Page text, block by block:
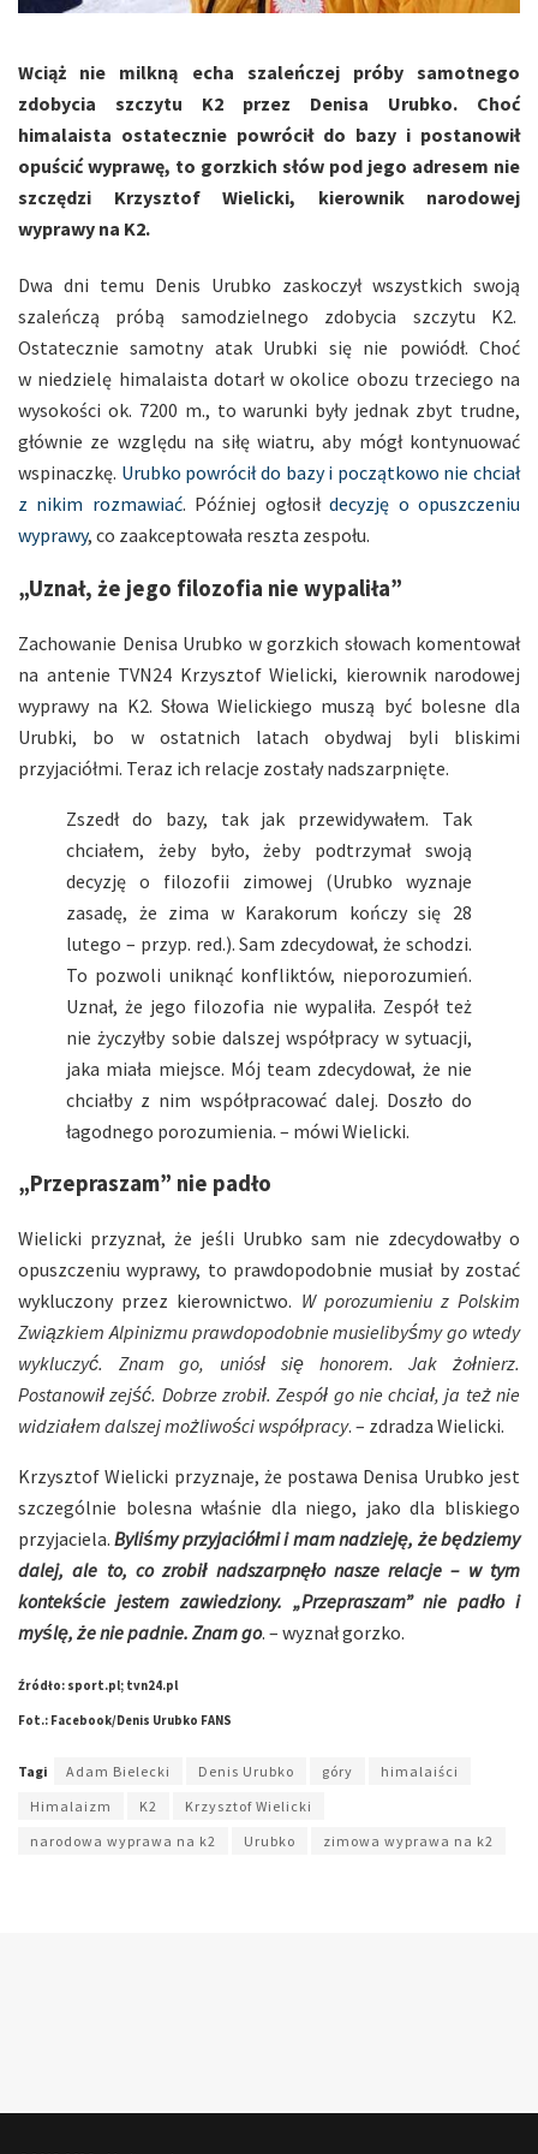
Wciąż nie milkną echa szaleńczej próby samotnego
zdobycia szczytu K2 przez Denisa Urubko. Choć
himalaista ostatecznie powrócił do bazy i postanowił
opuścić wyprawę, to gorzkich słów pod jego adresem nie
szczędzi Krzysztof Wielicki, kierownik narodowej
wyprawy na K2.
Dwa dni temu Denis Urubko zaskoczył wszystkich swoją
szaleńczą próbą samodzielnego zdobycia szczytu K2.
Ostatecznie samotny atak Urubki się nie powiódł. Choć
w niedzielę himalaista dotarł w okolice obozu trzeciego na
wysokości ok. 7200 m., to warunki były jednak zbyt trudne,
głównie ze względu na siłę wiatru, aby mógł kontynuować
wspinaczkę. Urubko powrócił do bazy i początkowo nie chciał
z nikim rozmawiać. Później ogłosiłdecyzję o opuszczeniu
wyprawy, co zaakceptowała reszta zespołu.
„Uznał, że jego filozofia nie wypaliła”
Zachowanie Denisa Urubko w gorzkich słowach komentował
na antenie TVN24 Krzysztof Wielicki, kierownik narodowej
wyprawy na K2. Słowa Wielickiego muszą być bolesne dla
Urubki, bo w ostatnich latach obydwaj byli bliskimi
przyjaciółmi. Teraz ich relacje zostały nadszarpnięte.
Zszedł do bazy, tak jak przewidywałem. Tak
chciałem, żeby było, żeby podtrzymał swoją
decyzję o filozofii zimowej (Urubko wyznaje
zasadę, że zima w Karakorum kończy się 28
lutego – przyp. red.). Sam zdecydował, że schodzi.
To pozwoli uniknąć konfliktów, nieporozumień.
Uznał, że jego filozofia nie wypaliła. Zespół też
nie życzyłby sobie dalszej współpracy w sytuacji,
jaka miała miejsce. Mój team zdecydował, że nie
chciałby z nim współpracować dalej. Doszło do
łagodnego porozumienia. – mówi Wielicki.
„Przepraszam” nie padło
Wielicki przyznał, że jeśli Urubko sam nie zdecydowałby o
opuszczeniu wyprawy, to prawdopodobnie musiał by zostać
wykluczony przez kierownictwo. W porozumieniu z Polskim
Związkiem Alpinizmu prawdopodobnie musielibyśmy go wtedy
wykluczyć. Znam go, uniósł się honorem. Jak żołnierz.
Postanowił zejść. Dobrze zrobił. Zespół go nie chciał, ja też nie
widziałem dalszej możliwości współpracy. – zdradza Wielicki.
Krzysztof Wielicki przyznaje, że postawa Denisa Urubko jest
szczególnie bolesna właśnie dla niego, jako dla bliskiego
przyjaciela.Byliśmy przyjaciółmi i mam nadzieję, że będziemy
dalej, ale to, co zrobił nadszarpnęło nasze relacje – w tym
kontekście jestem zawiedziony. „Przepraszam” nie padło i
myślę, że nie padnie. Znam go. – wyznał gorzko.
Źródło: sport.pl; tvn24.pl
Fot.: Facebook/Denis Urubko FANS
Tagi Adam Bielecki Denis Urubko góry
himalaiści
Himalaizm
K2
Krzysztof Wielicki
narodowa wyprawa na k2
Urubko zimowa wyprawa na k2